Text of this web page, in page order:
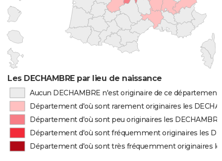
Les DECHAMBRE par lieu de naissance
Aucun DECHAMBRE n'est originaire de ce département
Département d'où sont rarement originaires les
Département d'où sont peu originaires les DECHAMBRE
Département d'où sont fréquemment originaires les
Département d'où sont très fréquemment originaires